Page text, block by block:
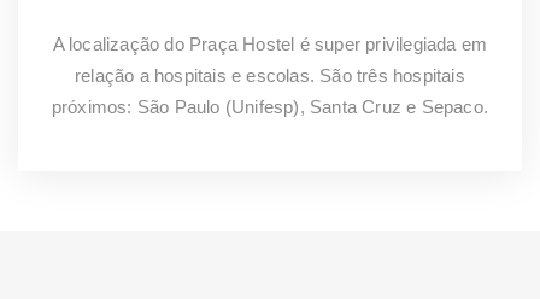
A localização do Praça Hostel é super privilegiada em
relação a hospitais e escolas. São três hospitais
próximos: São Paulo (Unifesp), Santa Cruz e Sepaco.